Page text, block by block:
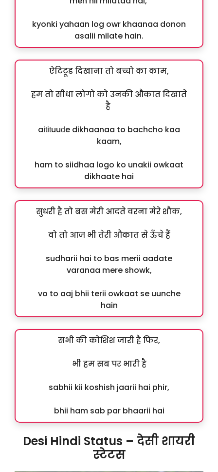
kyonki yahaan log owr khaanaa donon
asalii milate hain.
ऐटिटूड दिखाना तो बच्चो का काम,
हम तो सीधा लोगो को उनकी औकात दिखाते
है
aiṭiṭuuḍe dikhaanaa to bachcho kaa
kaam,
ham to siidhaa logo ko unakii owkaat
dikhaate hai
सुधरी है तो बस मेरी आदते वरना मेरे शौक,
वो तो आज भी तेरी औकात से ऊँचे हैं
sudharii hai to bas merii aadate
varanaa mere showk,
vo to aaj bhii terii owkaat se uunche
hain
सभी की कोशिश जारी है फिर,
भी हम सब पर भारी है
sabhii kii koshish jaarii hai phir,
bhii ham sab par bhaarii hai
Desi Hindi Status – देसी शायरी
स्टेटस